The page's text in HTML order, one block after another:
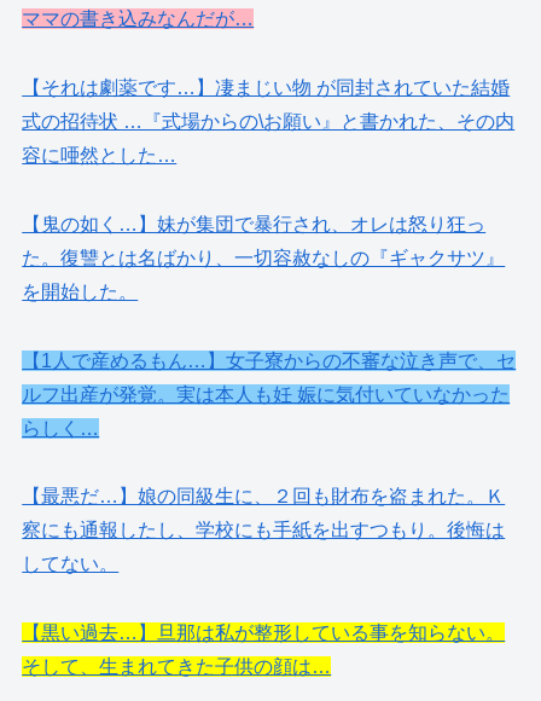
ママの書き込みなんだが…
【それは劇薬です…】凄まじい物 が同封されていた結婚
式の招待状 …『式場からの\お願い』と書かれた、その内
容に唖然とした…
【鬼の如く…】妹が集団で暴行され、オレは怒り狂っ
た。復讐とは名ばかり、一切容赦なしの『ギャクサツ』
を開始した。
【1人で産めるもん…】女子寮からの不審な泣き声で、セ
ルフ出産が発覚。実は本人も妊 娠に気付いていなかった
らしく…
【最悪だ…】娘の同級生に、２回も財布を盗まれた。Ｋ
察にも通報したし、学校にも手紙を出すつもり。後悔は
してない。
【黒い過去…】旦那は私が整形している事を知らない。
そして、生まれてきた子供の顔は…